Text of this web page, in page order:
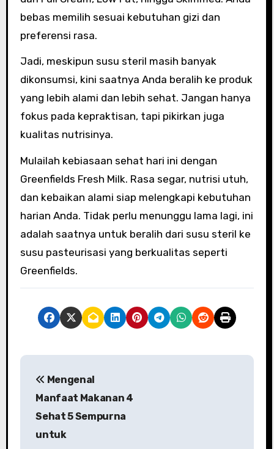
bebas memilih sesuai kebutuhan gizi dan
preferensi rasa.
Jadi, meskipun susu steril masih banyak
dikonsumsi, kini saatnya Anda beralih ke produk
yang lebih alami dan lebih sehat. Jangan hanya
fokus pada kepraktisan, tapi pikirkan juga
kualitas nutrisinya.
Mulailah kebiasaan sehat hari ini dengan
Greenfields Fresh Milk. Rasa segar, nutrisi utuh,
dan kebaikan alami siap melengkapi kebutuhan
harian Anda. Tidak perlu menunggu lama lagi, ini
adalah saatnya untuk beralih dari susu steril ke
susu pasteurisasi yang berkualitas seperti
Greenfields.
P
Mengenal
Manfaat Makanan 4
Sehat 5 Sempurna
untuk